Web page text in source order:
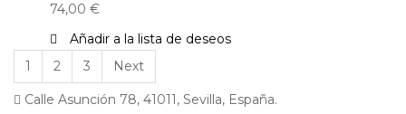
74,00 €
Añadir a la lista de deseos
1
2 3 Next
Calle Asunción 78, 41011, Sevilla, España.